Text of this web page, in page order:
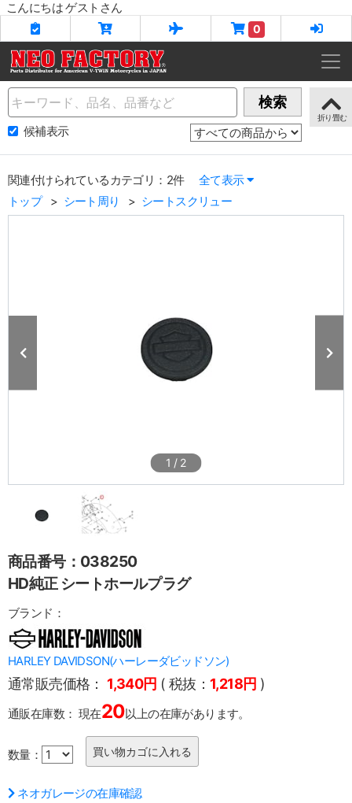
こんにちは ゲストさん
0
Name 検索
候補表示
関連付けられているカテゴリ：2件
全て表示
トップ
シート周り シートスクリュー
1 / 2
商品番号：038250
HD純正 シートホールプラグ
ブランド：
HARLEY DAVIDSON(ハーレーダビッドソン)
通常販売価格： 1,340円 ( 税抜： 1,218円 )
通販在庫数： 現在20以上の在庫があります。
数量：
ネオガレージの在庫確認